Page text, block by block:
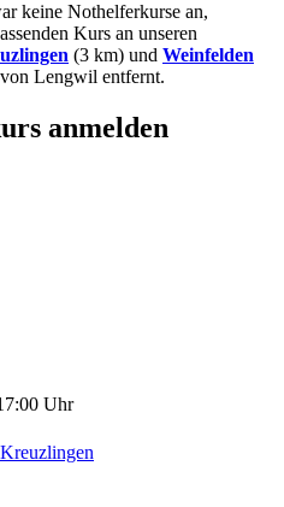
keine Nothelferkurse an,
Kurs an unseren
(3 km) und Weinfelden
Lengwil entfernt.
anmelden
Uhr